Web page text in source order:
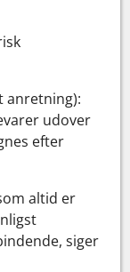
anretning):
udover
efter
altid er
siger